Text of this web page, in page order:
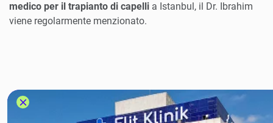
medico per il trapianto di capelli a Istanbul, il Dr. Ibrahim
viene regolarmente menzionato.